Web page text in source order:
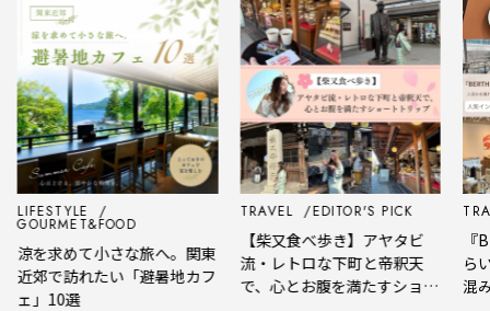
LIFESTYLE
GOURMET&FOOD
涼を求めて小さな旅へ。関東
近郊で訪れたい「避暑地カフ
ェ」10選
TRAVEL EDITOR'S PICK
【柴又食べ歩き】アヤタビ
流・レトロな下町と帝釈天
で、心とお腹を満たすショー
『
ら
混